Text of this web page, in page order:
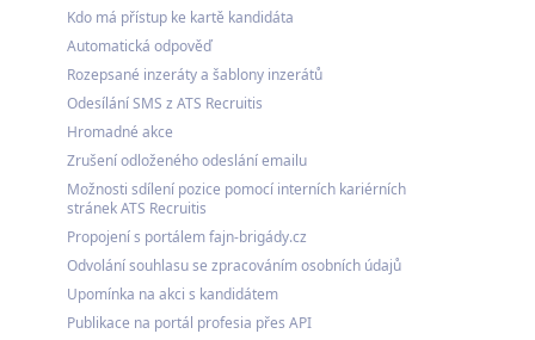
Kdo má přístup ke kartě kandidáta
Automatická odpověď
Rozepsané inzeráty a šablony inzerátů
Odesílání SMS z ATS Recruitis
Hromadné akce
Zrušení odloženého odeslání emailu
Možnosti sdílení pozice pomocí interních kariérních
stránek ATS Recruitis
Propojení s portálem fajn-brigády.cz
Odvolání souhlasu se zpracováním osobních údajů
Upomínka na akci s kandidátem
Publikace na portál profesia přes API